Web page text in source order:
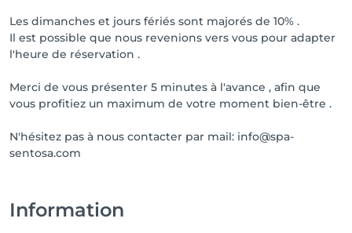
Les dimanches et jours fériés sont majorés de 10% .
Il est possible que nous revenions vers vous pour adapter
l'heure de réservation .
Merci de vous présenter 5 minutes à l'avance , afin que
vous profitiez un maximum de votre moment bien-être .
N'hésitez pas à nous contacter par mail: info@spa-
sentosa.com
Information